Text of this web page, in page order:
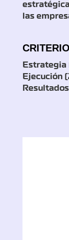
las
Estrategia
Ejecución